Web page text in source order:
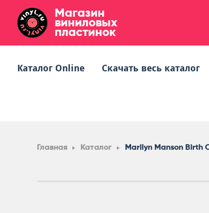
Магазин
виниловых
пластинок
Каталог Online Скачать весь каталог
Главная Каталог Marilyn Manson Birth